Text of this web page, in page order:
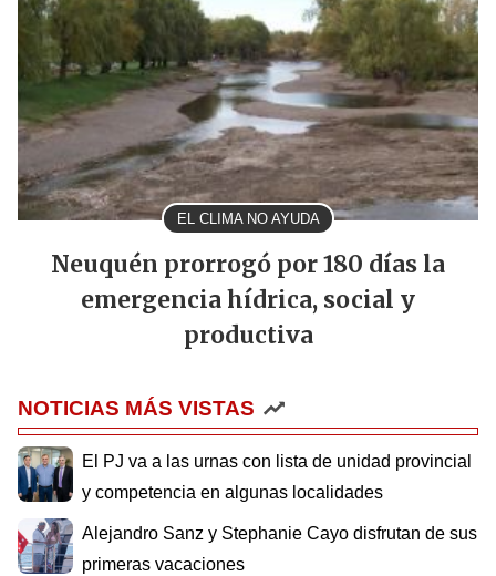
EL CLIMA NO AYUDA
Neuquén prorrogó por 180 días la
emergencia hídrica, social y
productiva
NOTICIAS MÁS VISTAS
El PJ va a las urnas con lista de unidad provincial
y competencia en algunas localidades
Alejandro Sanz y Stephanie Cayo disfrutan de sus
primeras vacaciones